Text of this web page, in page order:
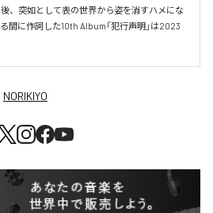
後、突如として表の世界から姿を消すハメにな
間に作詞した10th Album「犯行声明」は2023
NORIKIYO